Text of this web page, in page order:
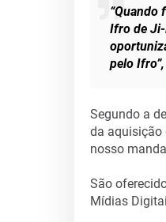
“Quando
Ifro de Ji-
pelo
Segundo a
da aquisição
nosso
São
Mídias